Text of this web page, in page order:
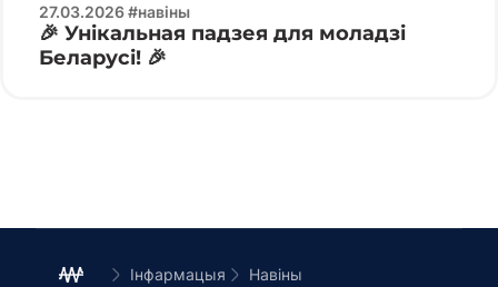
27.03.2026 #навіны
🎉 Унікальная падзея для моладзі
Беларусі! 🎉
Інфармацыя
Навіны